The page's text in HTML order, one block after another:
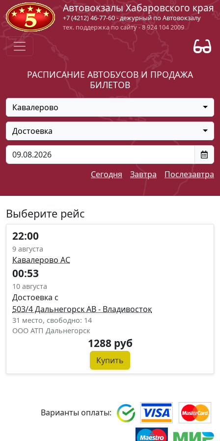
Автовокзалы Хабаровского края
+7 (4212) 46-77-60 - дежурный по Автовокзалу
тех. поддержка по сайту - 8 924 104 2009
РАСПИСАНИЕ АВТОБУСОВ И ПРОДАЖА
БИЛЕТОВ
Кавалерово
Достоевка
Сегодня Завтра Послезавтра
Выберите рейс
22:00
9 августа
Кавалерово АС
00:53
10 августа
Достоевка с
503/4 Дальнегорск АВ - Владивосток
31 место, свободно: 14
ООО АТП Дальнегорск
1288 руб
Купить
Варианты оплаты: